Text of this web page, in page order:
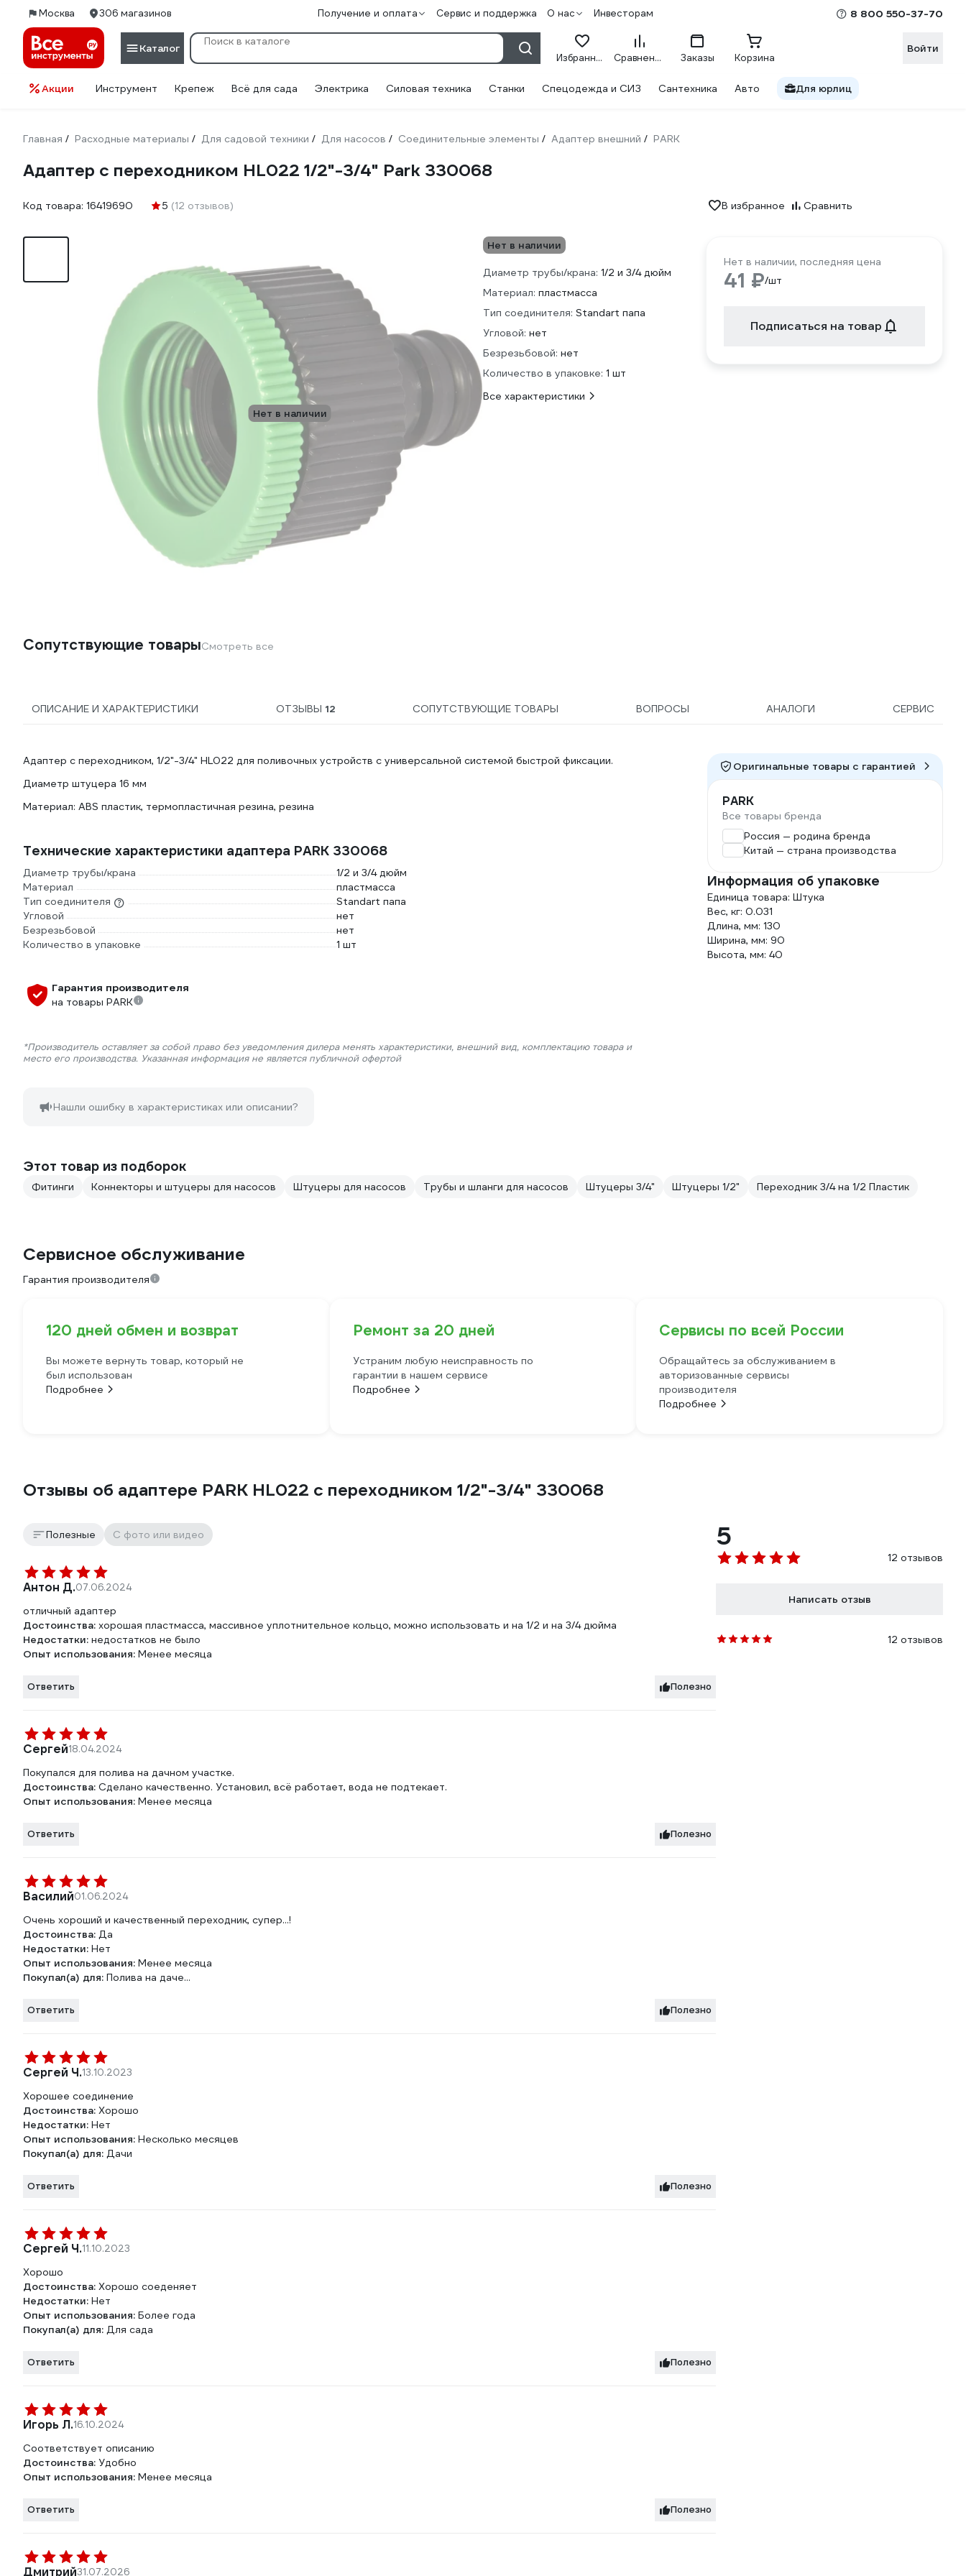
Москва 306 магазинов Получение и оплата Сервис и поддержка О нас Инвесторам 8 800 550-37-70
Каталог
Избранное Сравнение Заказы Корзина
Войти
Акции Инструмент Крепеж Всё для сада Электрика Силовая техника Станки Спецодежда и СИЗ Сантехника Авто Для юрлиц
Главная / Расходные материалы / Для садовой техники / Для насосов / Соединительные элементы / Адаптер внешний / PARK
Адаптер с переходником HL022 1/2"-3/4" Park 330068
Код товара: 16419690 5 (12 отзывов) В избранное Сравнить
Нет в наличии
Нет в наличии
Диаметр трубы/крана: 1/2 и 3/4 дюйм
Материал: пластмасса
Тип соединителя: Standart папа
Угловой: нет
Безрезьбовой: нет
Количество в упаковке: 1 шт
Все характеристики
Нет в наличии, последняя цена
41 ₽/шт
Подписаться на товар
Сопутствующие товарыСмотреть все
ОПИСАНИЕ И ХАРАКТЕРИСТИКИ ОТЗЫВЫ 12 СОПУТСТВУЮЩИЕ ТОВАРЫ ВОПРОСЫ АНАЛОГИ СЕРВИС
Адаптер с переходником, 1/2"-3/4" HL022 для поливочных устройств с универсальной системой быстрой фиксации.
Диаметр штуцера 16 мм
Материал: ABS пластик, термопластичная резина, резина
Технические характеристики адаптера PARK 330068
Диаметр трубы/крана
1/2 и 3/4 дюйм
Материал
пластмасса
Тип соединителя
Standart папа
Угловой
нет
Безрезьбовой
нет
Количество в упаковке
1 шт
Гарантия производителя
на товары PARK
*Производитель оставляет за собой право без уведомления дилера менять характеристики, внешний вид, комплектацию товара и
место его производства. Указанная информация не является публичной офертой
Нашли ошибку в характеристиках или описании?
Оригинальные товары c гарантией
PARK
Все товары бренда
Россия — родина бренда
Китай — страна производства
Информация об упаковке
Единица товара: Штука
Вес, кг: 0.031
Длина, мм: 130
Ширина, мм: 90
Высота, мм: 40
Этот товар из подборок
Фитинги Коннекторы и штуцеры для насосов Штуцеры для насосов Трубы и шланги для насосов Штуцеры 3/4" Штуцеры 1/2" Переходник 3/4 на 1/2 Пластик
Сервисное обслуживание
Гарантия производителя
120 дней обмен и возврат
Вы можете вернуть товар, который не
был использован
Подробнее
Ремонт за 20 дней
Устраним любую неисправность по
гарантии в нашем сервисе
Подробнее
Сервисы по всей России
Обращайтесь за обслуживанием в
авторизованные сервисы
производителя
Подробнее
Отзывы об адаптере PARK HL022 с переходником 1/2"-3/4" 330068
5
12 отзывов
Написать отзыв
12 отзывов
Полезные С фото или видео
Антон Д.07.06.2024
отличный адаптер
Достоинства: хорошая пластмасса, массивное уплотнительное кольцо, можно использовать и на 1/2 и на 3/4 дюйма
Недостатки: недостатков не было
Опыт использования: Менее месяца
Ответить Полезно
Сергей18.04.2024
Покупался для полива на дачном участке.
Достоинства: Сделано качественно. Установил, всё работает, вода не подтекает.
Опыт использования: Менее месяца
Ответить Полезно
Василий01.06.2024
Очень хороший и качественный переходник, супер...!
Достоинства: Да
Недостатки: Нет
Опыт использования: Менее месяца
Покупал(а) для: Полива на даче...
Ответить Полезно
Сергей Ч.13.10.2023
Хорошее соединение
Достоинства: Хорошо
Недостатки: Нет
Опыт использования: Несколько месяцев
Покупал(а) для: Дачи
Ответить Полезно
Сергей Ч.11.10.2023
Хорошо
Достоинства: Хорошо соеденяет
Недостатки: Нет
Опыт использования: Более года
Покупал(а) для: Для сада
Ответить Полезно
Игорь Л.16.10.2024
Соответствует описанию
Достоинства: Удобно
Опыт использования: Менее месяца
Ответить Полезно
Дмитрий31.07.2026